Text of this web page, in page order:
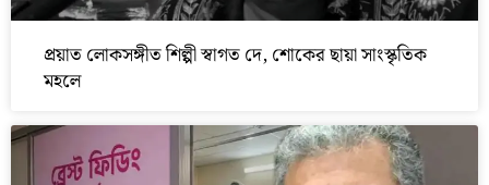
প্রয়াত লোকসঙ্গীত শিল্পী স্বাগত দে, শোকের ছায়া সাংস্কৃতিক
মহলে